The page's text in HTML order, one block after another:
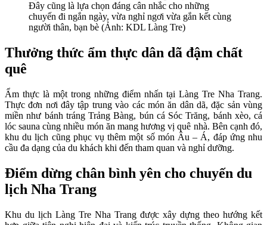
Đây cũng là lựa chọn đáng cân nhắc cho những
chuyến đi ngắn ngày, vừa nghỉ ngơi vừa gắn kết cùng
người thân, bạn bè (Ảnh: KDL Làng Tre)
Thưởng thức ẩm thực dân dã đậm chất
quê
Ẩm thực là một trong những điểm nhấn tại Làng Tre Nha Trang.
Thực đơn nơi đây tập trung vào các món ăn dân dã, đặc sản vùng
miền như bánh tráng Trảng Bàng, bún cá Sóc Trăng, bánh xèo, cá
lóc sauna cùng nhiều món ăn mang hương vị quê nhà. Bên cạnh đó,
khu du lịch cũng phục vụ thêm một số món Âu – Á, đáp ứng nhu
cầu đa dạng của du khách khi đến tham quan và nghỉ dưỡng.
Điểm dừng chân bình yên cho chuyến du
lịch Nha Trang
Khu du lịch Làng Tre Nha Trang được xây dựng theo hướng kết